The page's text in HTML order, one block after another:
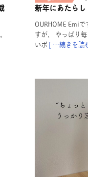
新年にあたらし
OURHOME Emi
すが、 やっぱり
いポ [ …続きを読